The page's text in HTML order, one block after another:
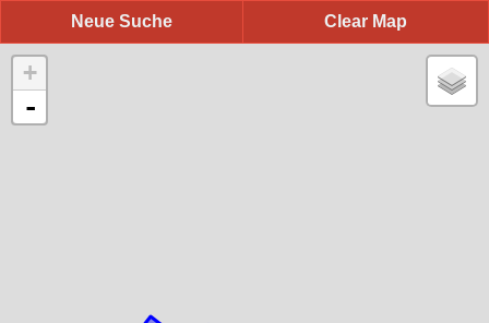
Clear Map
Neue Suche
+
-